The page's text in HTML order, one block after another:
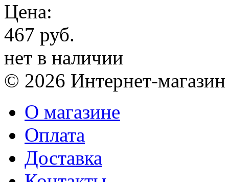
Цена:
467 руб.
нет в наличии
© 2026 Интернет-
О магазине
Оплата
Доставка